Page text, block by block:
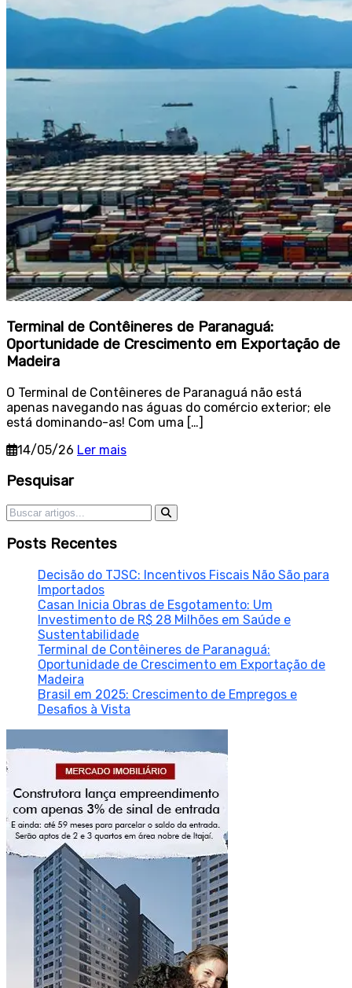
Terminal de Contêineres de Paranaguá:
Oportunidade de Crescimento em Exportação de
Madeira
O Terminal de Contêineres de Paranaguá não está
apenas navegando nas águas do comércio exterior; ele
está dominando-as! Com uma […]
14/05/26 Ler mais
Sidebar
Pesquisar
Pesquisar por:
Posts Recentes
Decisão do TJSC: Incentivos Fiscais Não São para
Importados
Casan Inicia Obras de Esgotamento: Um
Investimento de R$ 28 Milhões em Saúde e
Sustentabilidade
Terminal de Contêineres de Paranaguá:
Oportunidade de Crescimento em Exportação de
Madeira
Brasil em 2025: Crescimento de Empregos e
Desafios à Vista